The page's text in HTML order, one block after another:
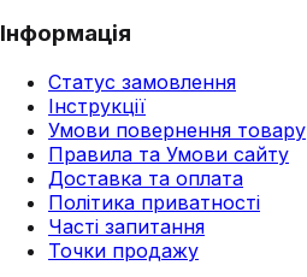
Інформація
Статус замовлення
Інструкції
Умови повернення товару
Правила та Умови сайту
Доставка та оплата
Політика приватності
Часті запитання
Точки продажу